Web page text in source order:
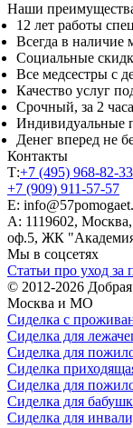
Наши
12 лет работы
Всегда в наличие
Социальные
Все медсестры с
Качество услуг
Срочный, за 2
Индивидуальные
Денег вперед не
Контакты
Т:+7 (495) 968-82-33
+7 (909) 911-57-57
E:
A: 1119602,
оф.5, ЖК
Мы в соцсетях
Статьи про уход
© 2012-2026
Москва и МО
Сиделка с
Сиделка для
Сиделка для
Сиделка
Сиделка для
Сиделка для
Сиделка для